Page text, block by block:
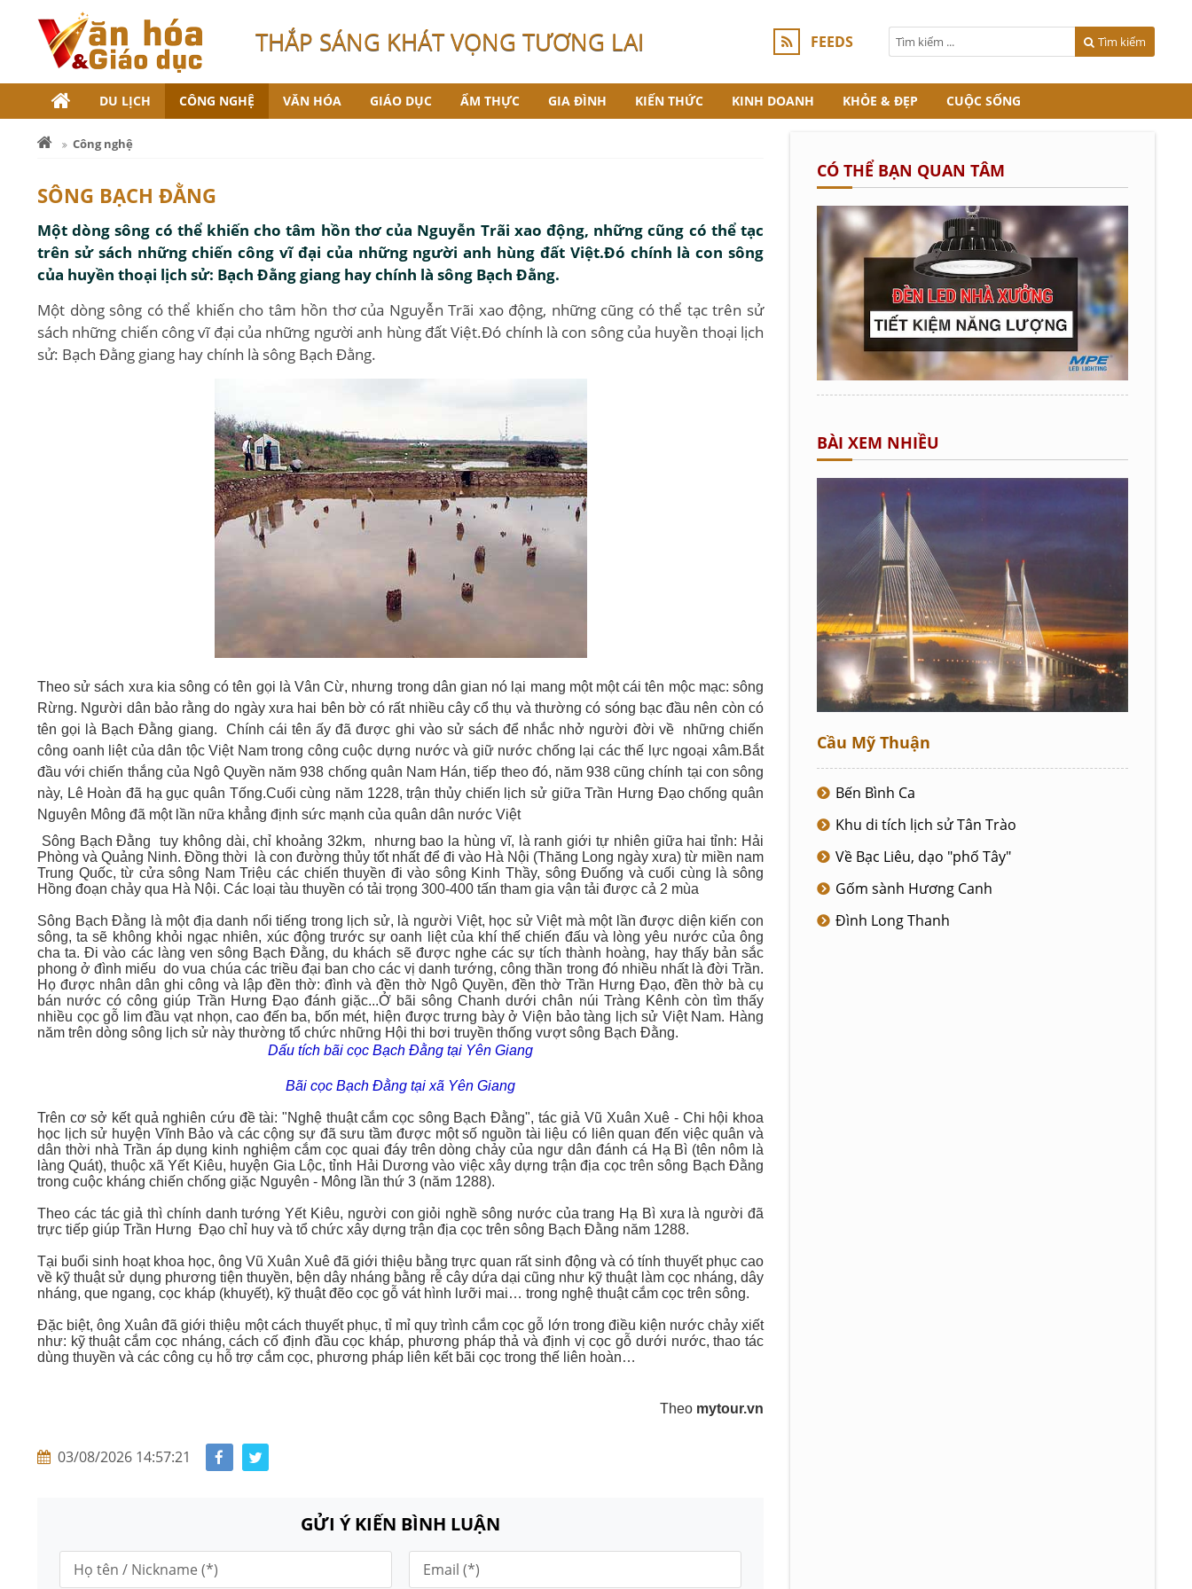
THẮP SÁNG KHÁT VỌNG TƯƠNG LAI FEEDS Tìm kiếm
DU LỊCH CÔNG NGHỆ VĂN HÓA GIÁO DỤC ẨM THỰC GIA ĐÌNH KIẾN THỨC KINH DOANH KHỎE & ĐẸP CUỘC SỐNG
Công nghệ
SÔNG BẠCH ĐẰNG
Một dòng sông có thể khiến cho tâm hồn thơ của Nguyễn Trãi xao động, những cũng có thể tạc
trên sử sách những chiến công vĩ đại của những người anh hùng đất Việt.Đó chính là con sông
của huyền thoại lịch sử: Bạch Đằng giang hay chính là sông Bạch Đằng.
Một dòng sông có thể khiến cho tâm hồn thơ của Nguyễn Trãi xao động, những cũng có thể tạc trên sử
sách những chiến công vĩ đại của những người anh hùng đất Việt.Đó chính là con sông của huyền thoại lịch
sử: Bạch Đằng giang hay chính là sông Bạch Đằng.
Theo sử sách xưa kia sông có tên gọi là Vân Cừ, nhưng trong dân gian nó lại mang một một cái tên mộc mạc: sông
Rừng. Người dân bảo rằng do ngày xưa hai bên bờ có rất nhiều cây cổ thụ và thường có sóng bạc đầu nên còn có
tên gọi là Bạch Đằng giang. Chính cái tên ấy đã được ghi vào sử sách để nhắc nhở người đời về những chiến
công oanh liệt của dân tộc Việt Nam trong công cuộc dựng nước và giữ nước chống lại các thế lực ngoại xâm.Bắt
đầu với chiến thắng của Ngô Quyền năm 938 chống quân Nam Hán, tiếp theo đó, năm 938 cũng chính tại con sông
này, Lê Hoàn đã hạ gục quân Tống.Cuối cùng năm 1228, trận thủy chiến lịch sử giữa Trần Hưng Đạo chống quân
Nguyên Mông đã một lần nữa khẳng định sức mạnh của quân dân nước Việt
Sông Bạch Đằng tuy không dài, chỉ khoảng 32km, nhưng bao la hùng vĩ, là ranh giới tự nhiên giữa hai tỉnh: Hải
Phòng và Quảng Ninh. Đồng thời là con đường thủy tốt nhất để đi vào Hà Nội (Thăng Long ngày xưa) từ miền nam
Trung Quốc, từ cửa sông Nam Triệu các chiến thuyền đi vào sông Kinh Thầy, sông Đuống và cuối cùng là sông
Hồng đoạn chảy qua Hà Nội. Các loại tàu thuyền có tải trọng 300-400 tấn tham gia vận tải được cả 2 mùa
Sông Bạch Đằng là một địa danh nổi tiếng trong lịch sử, là người Việt, học sử Việt mà một lần được diện kiến con
sông, ta sẽ không khỏi ngạc nhiên, xúc động trước sự oanh liệt của khí thế chiến đấu và lòng yêu nước của ông
cha ta. Đi vào các làng ven sông Bạch Đằng, du khách sẽ được nghe các sự tích thành hoàng, hay thấy bản sắc
phong ở đình miếu do vua chúa các triều đại ban cho các vị danh tướng, công thần trong đó nhiều nhất là đời Trần.
Họ được nhân dân ghi công và lập đền thờ: đình và đền thờ Ngô Quyền, đền thờ Trần Hưng Đạo, đền thờ bà cụ
bán nước có công giúp Trần Hưng Đạo đánh giặc...Ở bãi sông Chanh dưới chân núi Tràng Kênh còn tìm thấy
nhiều cọc gỗ lim đầu vạt nhọn, cao đến ba, bốn mét, hiện được trưng bày ở Viện bảo tàng lịch sử Việt Nam. Hàng
năm trên dòng sông lịch sử này thường tổ chức những Hội thi bơi truyền thống vượt sông Bạch Đằng.
Dấu tích bãi cọc Bạch Đằng tại Yên Giang
Bãi cọc Bạch Đằng tại xã Yên Giang
Trên cơ sở kết quả nghiên cứu đề tài: "Nghệ thuật cắm cọc sông Bạch Đằng", tác giả Vũ Xuân Xuê - Chi hội khoa
học lịch sử huyện Vĩnh Bảo và các cộng sự đã sưu tầm được một số nguồn tài liệu có liên quan đến việc quân và
dân thời nhà Trần áp dụng kinh nghiệm cắm cọc quai đáy trên dòng chảy của ngư dân đánh cá Hạ Bì (tên nôm là
làng Quát), thuộc xã Yết Kiêu, huyện Gia Lộc, tỉnh Hải Dương vào việc xây dựng trận địa cọc trên sông Bạch Đằng
trong cuộc kháng chiến chống giặc Nguyên - Mông lần thứ 3 (năm 1288).
Theo các tác giả thì chính danh tướng Yết Kiêu, người con giỏi nghề sông nước của trang Hạ Bì xưa là người đã
trực tiếp giúp Trần Hưng Đạo chỉ huy và tổ chức xây dựng trận địa cọc trên sông Bạch Đằng năm 1288.
Tại buổi sinh hoạt khoa học, ông Vũ Xuân Xuê đã giới thiệu bằng trực quan rất sinh động và có tính thuyết phục cao
về kỹ thuật sử dụng phương tiện thuyền, bện dây nháng bằng rễ cây dứa dại cũng như kỹ thuật làm cọc nháng, dây
nháng, que ngang, cọc kháp (khuyết), kỹ thuật đẽo cọc gỗ vát hình lưỡi mai… trong nghệ thuật cắm cọc trên sông.
Đặc biệt, ông Xuân đã giới thiệu một cách thuyết phục, tỉ mỉ quy trình cắm cọc gỗ lớn trong điều kiện nước chảy xiết
như: kỹ thuật cắm cọc nháng, cách cố định đầu cọc kháp, phương pháp thả và định vị cọc gỗ dưới nước, thao tác
dùng thuyền và các công cụ hỗ trợ cắm cọc, phương pháp liên kết bãi cọc trong thế liên hoàn…
Theo mytour.vn
03/08/2026 14:57:21
GỬI Ý KIẾN BÌNH LUẬN
CÓ THỂ BẠN QUAN TÂM
BÀI XEM NHIỀU
Cầu Mỹ Thuận
Bến Bình Ca
Khu di tích lịch sử Tân Trào
Về Bạc Liêu, dạo "phố Tây"
Gốm sành Hương Canh
Đình Long Thanh